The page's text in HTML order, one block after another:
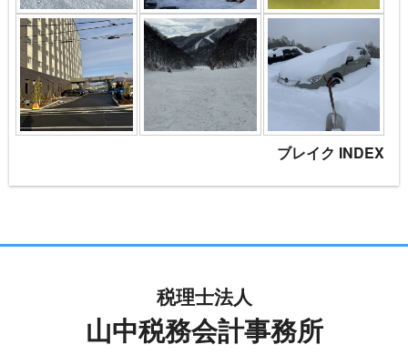
ブレイク INDEX
税理士法人
山中税務会計事務所